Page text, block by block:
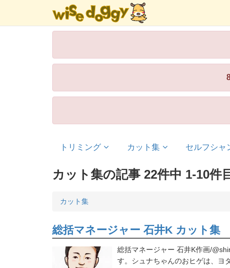
トリミング カット集 セルフシャ
カット集の記事 22件中 1-10件
カット集
総括マネージャー 石井K カット集
総括マネージャー 石井K作画/
す。シュナちゃんのおヒゲは、ヨ